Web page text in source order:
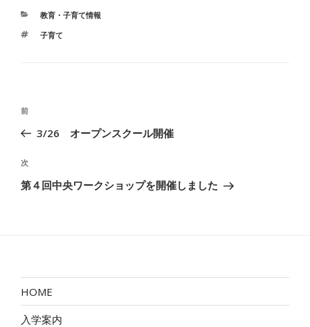
カ
ゴ
教育・子育て情報
タ
子育て
投
ナ
ビ
ゲ
前
の
稿
前
3/26 オープンスクール開催
次
の
次
第４回中央ワークショップを開催しました
HOME
入学案内